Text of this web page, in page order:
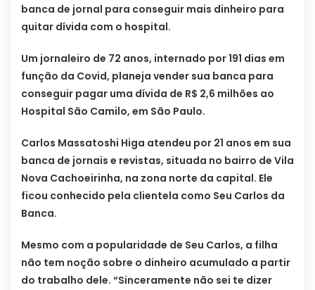
banca de jornal para conseguir mais dinheiro para
quitar dívida com o hospital.
Um jornaleiro de 72 anos, internado por 191 dias em
função da Covid, planeja vender sua banca para
conseguir pagar uma dívida de R$ 2,6 milhões ao
Hospital São Camilo, em São Paulo.
Carlos Massatoshi Higa atendeu por 21 anos em sua
banca de jornais e revistas, situada no bairro de Vila
Nova Cachoeirinha, na zona norte da capital. Ele
ficou conhecido pela clientela como Seu Carlos da
Banca.
Mesmo com a popularidade de Seu Carlos, a filha
não tem noção sobre o dinheiro acumulado a partir
do trabalho dele. “Sinceramente não sei te dizer